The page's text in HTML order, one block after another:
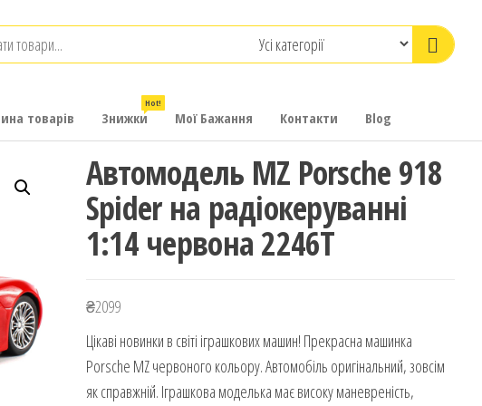
товарів Знижки
Hot!
Мої Бажання Контакти Blog
Автомодель MZ Porsche 918
Spider на радіокеруванні
1:14 червона 2246T
₴2099
Цікаві новинки в світі іграшкових машин! Прекрасна машинка
Porsche MZ червоного кольору. Автомобіль оригінальний, зовсім
як справжній. Іграшкова моделька має високу маневреність,